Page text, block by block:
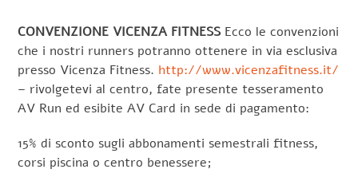
CONVENZIONE VICENZA FITNESS Ecco le convenzioni
che i nostri runners potranno ottenere in via esclusiva
presso Vicenza Fitness. http://www.vicenzafitness.it/
– rivolgetevi al centro, fate presente tesseramento
AV Run ed esibite AV Card in sede di pagamento:
15% di sconto sugli abbonamenti semestrali fitness,
corsi piscina o centro benessere;